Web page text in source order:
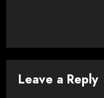
Leave a Reply